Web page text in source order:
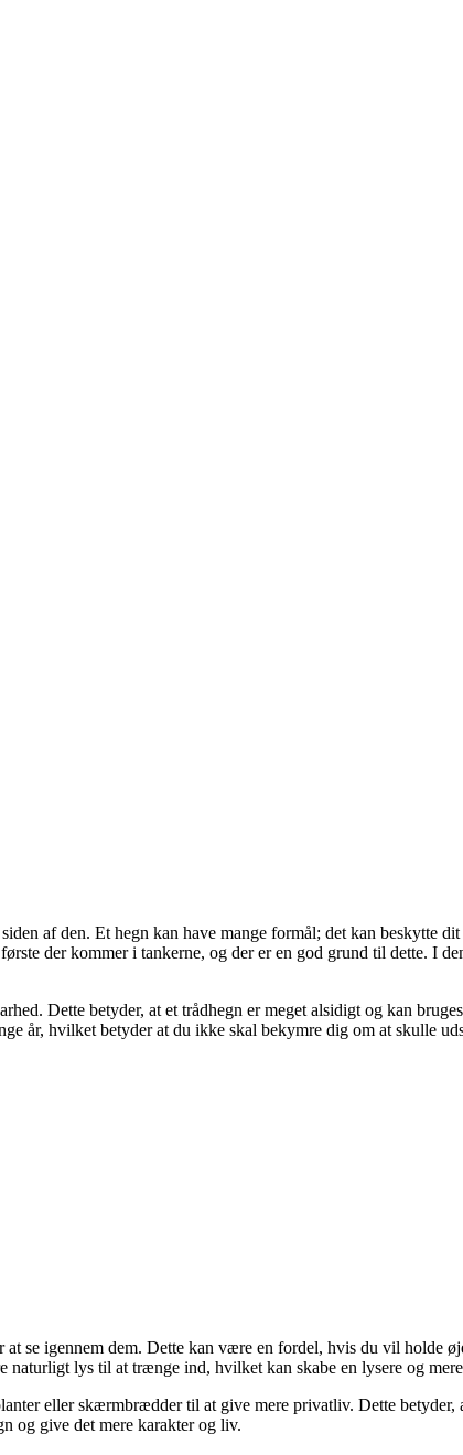
af den. Et hegn kan have mange formål; det kan beskytte
der kommer i tankerne, og der er en god grund til dette. I
Dette betyder, at et trådhegn er meget alsidigt og kan
år, hvilket betyder at du ikke skal bekymre dig om at skulle
se igennem dem. Dette kan være en fordel, hvis du vil holde
naturligt lys til at trænge ind, hvilket kan skabe en lysere og
eller skærmbrædder til at give mere privatliv. Dette betyder,
og give det mere karakter og liv.